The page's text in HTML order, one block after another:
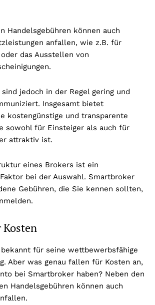
Handelsgebühren können auch
anfallen, wie z.B. für
das Ausstellen von
jedoch in der Regel gering und
Insgesamt bietet
kostengünstige und transparente
sowohl für Einsteiger als auch für
attraktiv ist.
eines Brokers ist ein
bei der Auswahl. Smartbroker
Gebühren, die Sie kennen sollten,
Kosten
für seine wettbewerbsfähige
Aber was genau fallen für Kosten an,
bei Smartbroker haben? Neben den
Handelsgebühren können auch